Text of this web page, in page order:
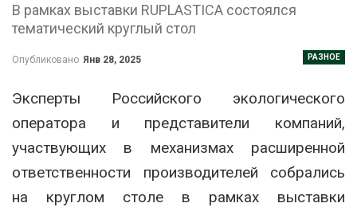
В рамках выставки RUPLASTICA состоялся
тематический круглый стол
РАЗНОЕ
Опубликовано Янв 28, 2025
Эксперты Российского экологического
оператора и представители компаний,
участвующих в механизмах расширенной
ответственности производителей собрались
на круглом столе в рамках выставки